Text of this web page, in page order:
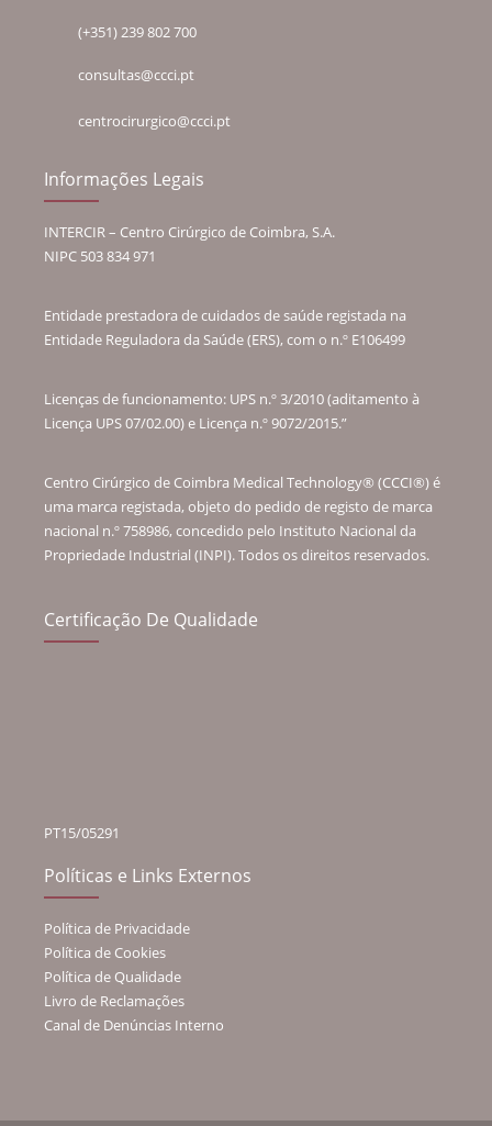
(+351) 239 802 700
consultas@ccci.pt
centrocirurgico@ccci.pt
Informações Legais
INTERCIR – Centro Cirúrgico de Coimbra, S.A.
NIPC 503 834 971
Entidade prestadora de cuidados de saúde registada na
Entidade Reguladora da Saúde (ERS), com o n.º E106499
Licenças de funcionamento: UPS n.º 3/2010 (aditamento à
Licença UPS 07/02.00) e Licença n.º 9072/2015.”
Centro Cirúrgico de Coimbra Medical Technology® (CCCI®) é
uma marca registada, objeto do pedido de registo de marca
nacional n.º 758986, concedido pelo Instituto Nacional da
Propriedade Industrial (INPI). Todos os direitos reservados.
Certificação De Qualidade
PT15/05291
Políticas e Links Externos
Política de Privacidade
Política de Cookies
Política de Qualidade
Livro de Reclamações
Canal de Denúncias Interno